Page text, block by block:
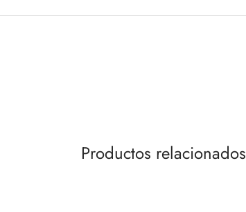
Productos relacionados